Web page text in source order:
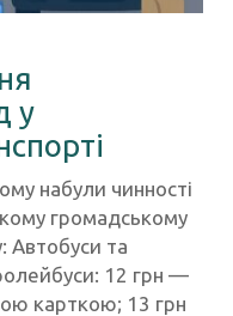
у
набули чинності
громадському
Автобуси та
12 грн —
карткою; 13 грн